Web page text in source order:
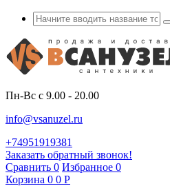
Пн-Вс с 9.00 - 20.00
info@vsanuzel.ru
+74951919381
Заказать обратный звонок!
Сравнить 0 Избранное 0
Корзина 0 0 Р